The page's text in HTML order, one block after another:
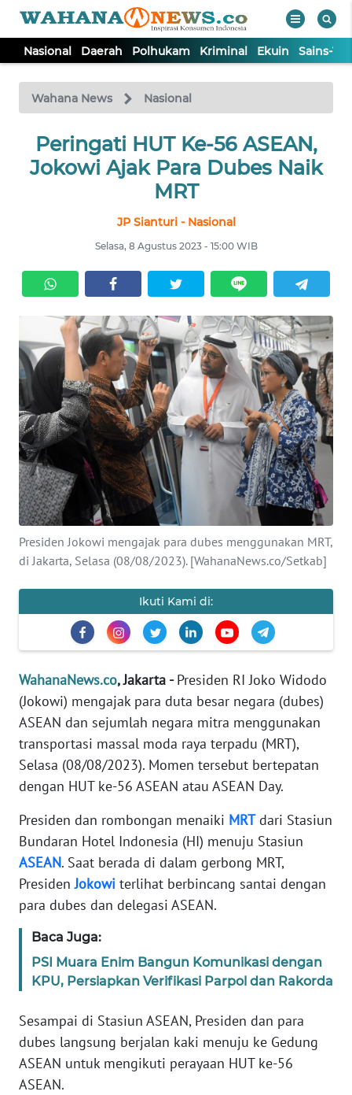
Nasional Daerah Polhukam Kriminal Ekuin Sains-
Wahana News Nasional
Peringati HUT Ke-56 ASEAN,
Jokowi Ajak Para Dubes Naik
MRT
JP Sianturi - Nasional
Selasa, 8 Agustus 2023 - 15:00 WIB
Presiden Jokowi mengajak para dubes menggunakan MRT,
di Jakarta, Selasa (08/08/2023). [WahanaNews.co/Setkab]
Ikuti Kami di:
WahanaNews.co, Jakarta -Presiden RI Joko Widodo
(Jokowi) mengajak para duta besar negara (dubes)
ASEAN dan sejumlah negara mitra menggunakan
transportasi massal moda raya terpadu (MRT),
Selasa (08/08/2023). Momen tersebut bertepatan
dengan HUT ke-56 ASEAN atau ASEAN Day.
Presiden dan rombongan menaiki MRTdari Stasiun
Bundaran Hotel Indonesia (HI) menuju Stasiun
ASEAN. Saat berada di dalam gerbong MRT,
PresidenJokowi terlihat berbincang santai dengan
para dubes dan delegasi ASEAN.
Baca Juga:
PSI Muara Enim Bangun Komunikasi dengan
KPU, Persiapkan Verifikasi Parpol dan Rakorda
Sesampai di Stasiun ASEAN, Presiden dan para
dubes langsung berjalan kaki menuju ke Gedung
ASEAN untuk mengikuti perayaan HUT ke-56
ASEAN.
TV
Tutup
NASIONAL
KRIMINAL
EKUIN
SAINS-TEKNO
KESEHATAN
INTERNASIONAL
SERBA-SERBI
PENDIDIKAN
Informasi
INDEKS
BERITA
KAMI
INFO
IKLAN
KAMI
PEDOMAN